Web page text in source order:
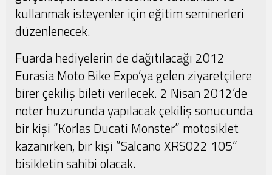
kullanmak isteyenler için eğitim seminerleri
düzenlenecek.
Fuarda hediyelerin de dağıtılacağı 2012
Eurasia Moto Bike Expo’ya gelen ziyaretçilere
birer çekiliş bileti verilecek. 2 Nisan 2012’de
noter huzurunda yapılacak çekiliş sonucunda
bir kişi ”Korlas Ducati Monster” motosiklet
kazanırken, bir kişi ”Salcano XRS022 105”
bisikletin sahibi olacak.